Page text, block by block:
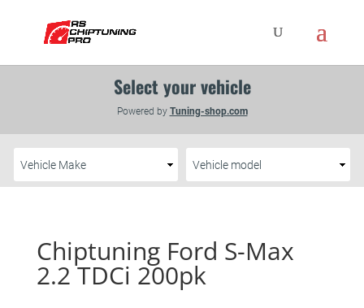
Chiptuning Ford S-Max
2.2 TDCi 200pk